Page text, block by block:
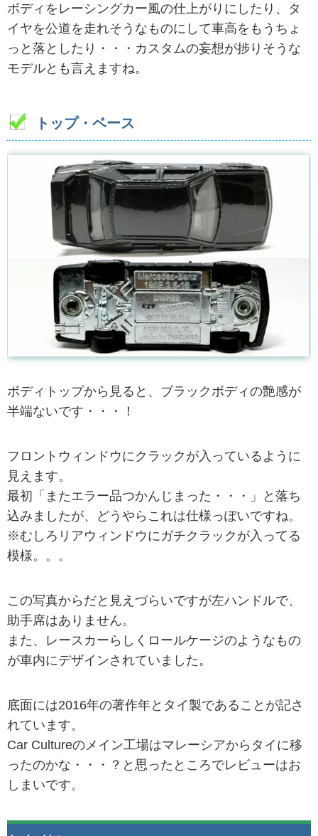
ボディをレーシングカー風の仕上がりにしたり、タ
イヤを公道を走れそうなものにして車高をもうちょ
っと落としたり・・・カスタムの妄想が捗りそうな
モデルとも言えますね。
トップ・ベース
ボディトップから見ると、ブラックボディの艶感が
半端ないです・・・！
フロントウィンドウにクラックが入っているように
見えます。
最初「またエラー品つかんじまった・・・」と落ち
込みましたが、どうやらこれは仕様っぽいですね。
※むしろリアウィンドウにガチクラックが入ってる
模様。。。
この写真からだと見えづらいですが左ハンドルで、
助手席はありません。
また、レースカーらしくロールケージのようなもの
が車内にデザインされていました。
底面には2016年の著作年とタイ製であることが記さ
れています。
Car Cultureのメイン工場はマレーシアからタイに移
ったのかな・・・？と思ったところでレビューはお
しまいです。